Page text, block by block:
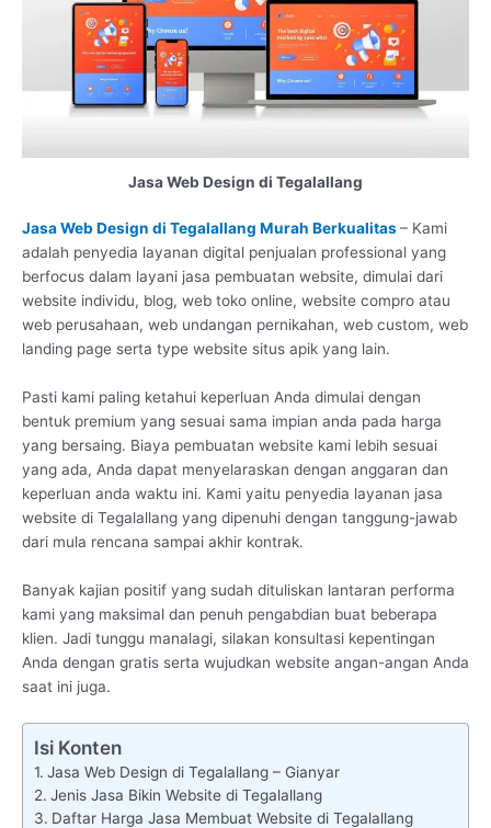
Jasa Web Design di Tegalallang
Jasa Web Design di Tegalallang Murah Berkualitas– Kami
adalah penyedia layanan digital penjualan professional yang
berfocus dalam layani jasa pembuatan website, dimulai dari
website individu, blog, web toko online, website compro atau
web perusahaan, web undangan pernikahan, web custom, web
landing page serta type website situs apik yang lain.
Pasti kami paling ketahui keperluan Anda dimulai dengan
bentuk premium yang sesuai sama impian anda pada harga
yang bersaing. Biaya pembuatan website kami lebih sesuai
yang ada, Anda dapat menyelaraskan dengan anggaran dan
keperluan anda waktu ini. Kami yaitu penyedia layanan jasa
website di Tegalallang yang dipenuhi dengan tanggung-jawab
dari mula rencana sampai akhir kontrak.
Banyak kajian positif yang sudah dituliskan lantaran performa
kami yang maksimal dan penuh pengabdian buat beberapa
klien. Jadi tunggu manalagi, silakan konsultasi kepentingan
Anda dengan gratis serta wujudkan website angan-angan Anda
saat ini juga.
Isi Konten
Jasa Web Design di Tegalallang – Gianyar
Jenis Jasa Bikin Website di Tegalallang
Daftar Harga Jasa Membuat Website di Tegalallang